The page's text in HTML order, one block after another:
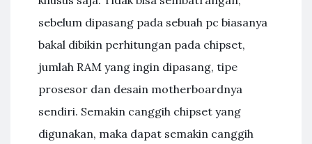
sebelum dipasang pada sebuah pc biasanya
bakal dibikin perhitungan pada chipset,
jumlah RAM yang ingin dipasang, tipe
prosesor dan desain motherboardnya
sendiri. Semakin canggih chipset yang
digunakan, maka dapat semakin canggih